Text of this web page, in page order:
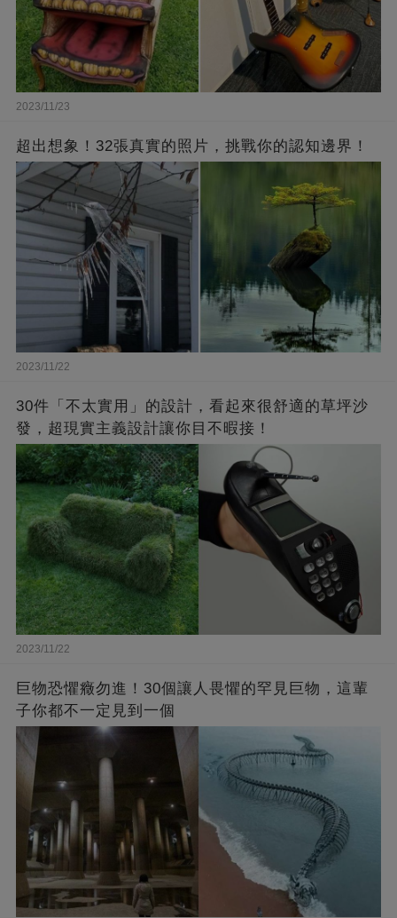
2023/11/23
超出想象！32張真實的照片，挑戰你的認知邊界！
2023/11/22
30件「不太實用」的設計，看起來很舒適的草坪沙
發，超現實主義設計讓你目不暇接！
2023/11/22
巨物恐懼癥勿進！30個讓人畏懼的罕見巨物，這輩
子你都不一定見到一個